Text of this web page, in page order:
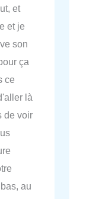
et
et je
son
ça
ce
là
de voir
au